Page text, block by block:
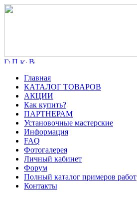
Главная
КАТАЛОГ ТОВАРОВ
АКЦИИ
Как купить?
ПАРТНЕРАМ
Установочные мастерские
Информация
FAQ
Фотогалерея
Личный кабинет
Форум
Полный каталог примеров работ
Контакты